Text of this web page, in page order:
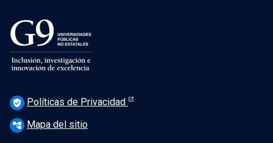
verified_user Políticas de Privacidad
account_tree Mapa del sitio